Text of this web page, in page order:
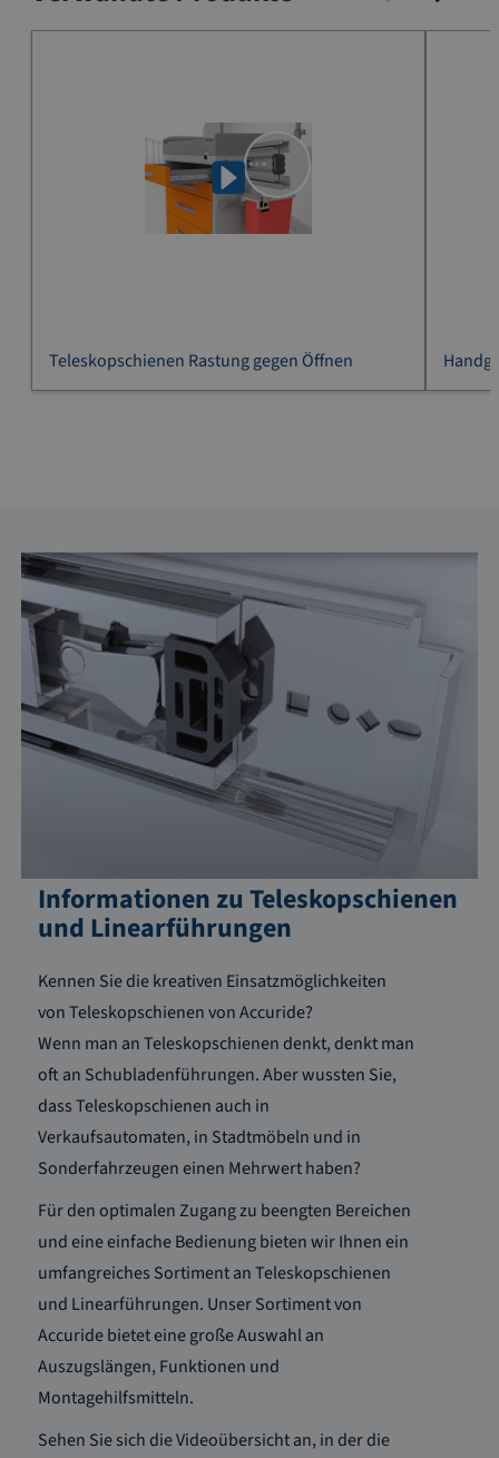
Teleskopschienen Rastung gegen Öffnen
Informationen zu Teleskopschienen
und Linearführungen
Kennen Sie die kreativen Einsatzmöglichkeiten
von Teleskopschienen von Accuride?
Wenn man an Teleskopschienen denkt, denkt man
oft an Schubladenführungen. Aber wussten Sie,
dass Teleskopschienen auch in
Verkaufsautomaten, in Stadtmöbeln und in
Sonderfahrzeugen einen Mehrwert haben?
Für den optimalen Zugang zu beengten Bereichen
und eine einfache Bedienung bieten wir Ihnen ein
umfangreiches Sortiment an Teleskopschienen
und Linearführungen. Unser Sortiment von
Accuride bietet eine große Auswahl an
Auszugslängen, Funktionen und
Montagehilfsmitteln.
Sehen Sie sich die Videoübersicht an, in der die